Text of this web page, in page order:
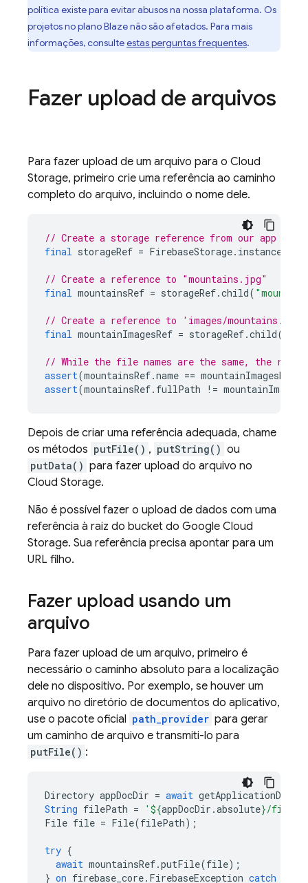
política existe para evitar abusos na nossa plataforma. Os
projetos no plano Blaze não são afetados. Para mais
informações, consulteestas perguntas frequentes.
Fazer upload de arquivos
Para fazer upload de um arquivo para o Cloud
Storage, primeiro crie uma referência ao caminho
completo do arquivo, incluindo o nome dele.
// Create a storage reference from our app
final storageRef = FirebaseStorage. instance
// Create a reference to "mountains.jpg"
final mountainsRef = storageRef.child(
// Create a reference to 'images/mountains.jpg'
final mountainImagesRef = storageRef.child(
// While the file names are the same, the
assert(mountainsRef.name == mountainImagesRef
assert(mountainsRef. fullPath !=
Depois de criar uma referência adequada, chame
os métodos putFile() , putString() ou
putData() para fazer upload do arquivo no
Cloud Storage.
Não é possível fazer o upload de dados com uma
referência à raiz do bucket do Google Cloud
Storage. Sua referência precisa apontar para um
URL filho.
Fazer upload usando um
arquivo
Para fazer upload de um arquivo, primeiro é
necessário o caminho absoluto para a localização
dele no dispositivo. Por exemplo, se houver um
arquivo no diretório de documentos do aplicativo,
use o pacote oficial path_provider para gerar
um caminho de arquivo e transmiti-lo para
putFile() :
Directory appDocDir = await
String filePath = ' ${appDocDir .absolute}/file-
File file = File(filePath);
try {
await mountainsRef.putFile(file);
} on firebase_core. FirebaseException catch